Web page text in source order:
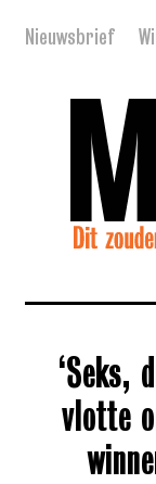
Nieuwsbrief
‘Seks,
vlotte